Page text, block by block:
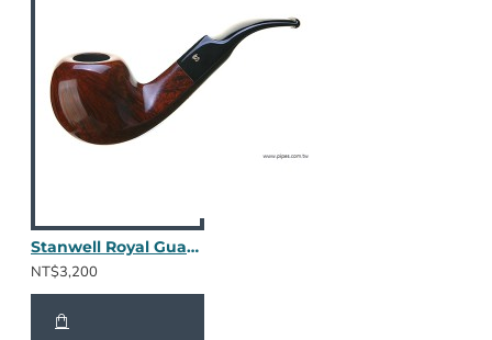
Stanwell Royal Guard 15 - 棕色光面
NT$3,200